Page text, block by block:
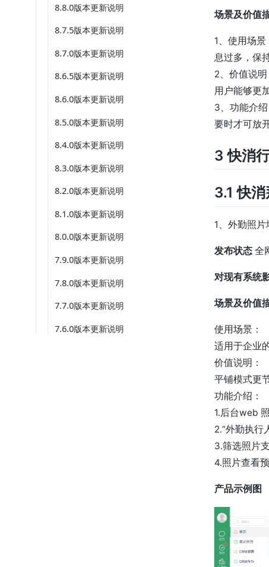
8.8.0版本更新说明
8.7.5版本更新说明
8.7.0版本更新说明
8.6.5版本更新说明
8.6.0版本更新说明
8.5.0版本更新说明
8.4.0版本更新说明
8.3.0版本更新说明
8.2.0版本更新说明
8.1.0版本更新说明
8.0.0版本更新说明
7.9.0版本更新说明
7.8.0版本更新说明
7.7.0版本更新说明
7.6.0版本更新说明
场景及价值
1、使用场
息过多，保
2、价值说
用户能够更
3、功能介
要时才可放开
3 快消
3.1 快
1、外勤照
发布状态 全
对现有系统
场景及价值
使用场景：
适用于企业
价值说明：
平铺模式更
功能介绍：
1.后台web
2.“外勤执行
3.筛选照片
4.照片查看
产品示例图